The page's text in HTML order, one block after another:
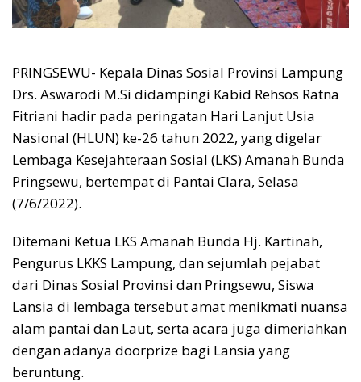
PRINGSEWU- Kepala Dinas Sosial Provinsi Lampung
Drs. Aswarodi M.Si didampingi Kabid Rehsos Ratna
Fitriani hadir pada peringatan Hari Lanjut Usia
Nasional (HLUN) ke-26 tahun 2022, yang digelar
Lembaga Kesejahteraan Sosial (LKS) Amanah Bunda
Pringsewu, bertempat di Pantai Clara, Selasa
(7/6/2022).
Ditemani Ketua LKS Amanah Bunda Hj. Kartinah,
Pengurus LKKS Lampung, dan sejumlah pejabat
dari Dinas Sosial Provinsi dan Pringsewu, Siswa
Lansia di lembaga tersebut amat menikmati nuansa
alam pantai dan Laut, serta acara juga dimeriahkan
dengan adanya doorprize bagi Lansia yang
beruntung.